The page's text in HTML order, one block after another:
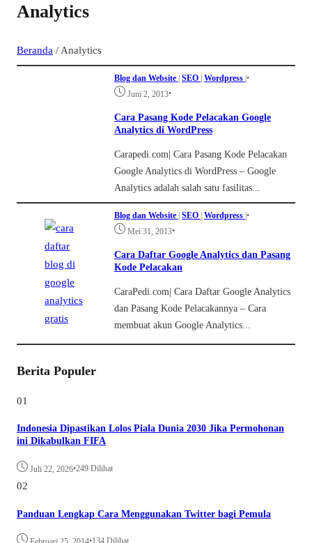
Analytics
Beranda / Analytics
Blog dan Website SEO Wordpress •
Juni 2, 2013•
Cara Pasang Kode Pelacakan Google
Analytics di WordPress
Carapedi.com| Cara Pasang Kode Pelacakan
Google Analytics di WordPress – Google
Analytics adalah salah satu fasilitas...
Blog dan Website SEO Wordpress •
Mei 31, 2013•
Cara Daftar Google Analytics dan Pasang
Kode Pelacakan
CaraPedi.com| Cara Daftar Google Analytics
dan Pasang Kode Pelacakannya – Cara
membuat akun Google Analytics...
Berita Populer
01
Indonesia Dipastikan Lolos Piala Dunia 2030 Jika Permohonan
ini Dikabulkan FIFA
Juli 22, 2026•249 Dilihat
02
Panduan Lengkap Cara Menggunakan Twitter bagi Pemula